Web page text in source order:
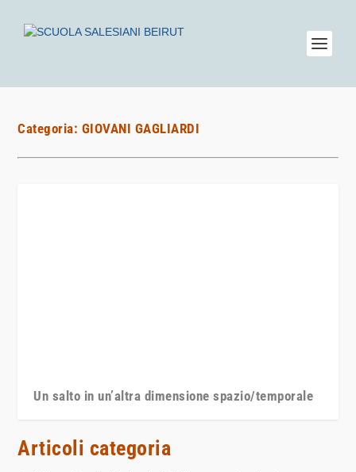
Categoria: GIOVANI GAGLIARDI
Un salto in un’altra dimensione spazio/temporale
Articoli categoria